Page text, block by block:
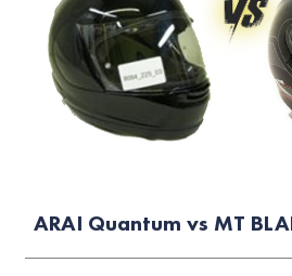
ARAI Quantum vs MT